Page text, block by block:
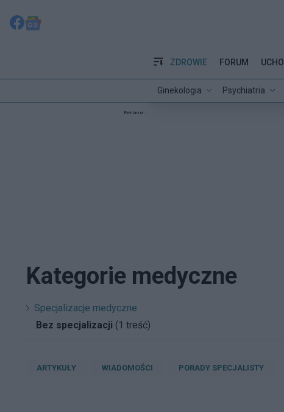
ZDROWIE
Ginekologia Psychiatria
FORUM UCHO
Reklama:
Kategorie medyczne
Specjalizacje medyczne
Bez specjalizacji (1 treść)
ARTYKUŁY WIADOMOŚCI PORADY SPECJALISTY